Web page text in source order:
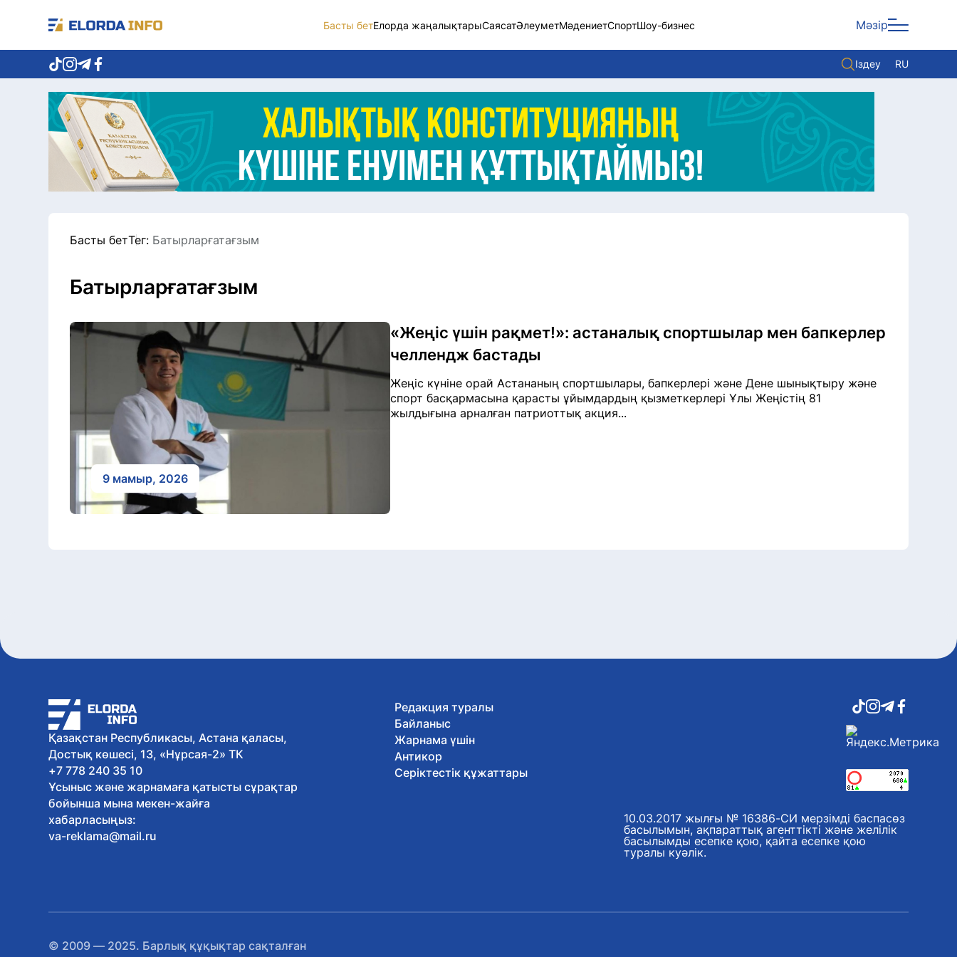
Басты бетЕлорда жаңалықтарыСаясатӘлеуметМәдениетСпортШоу-бизнес Мәзір
Іздеу RU
Елорда жаңалықтары
Көзқарас
Саясат
Видео
Әлеумет
Әлем
Басты бетТег: Батырларғатағзым
Батырларғатағзым
9 мамыр, 2026
«Жеңіс үшін рақмет!»: астаналық спортшылар мен бапкерлер
челлендж бастады
Жеңіс күніне орай Астананың спортшылары, бапкерлері және Дене шынықтыру және
спорт басқармасына қарасты ұйымдардың қызметкерлері Ұлы Жеңістің 81
жылдығына арналған патриоттық акция...
Қазақстан Республикасы, Астана қаласы,
Достық көшесі, 13, «Нұрсая-2» ТК
+7 778 240 35 10
Ұсыныс және жарнамаға қатысты сұрақтар
бойынша мына мекен-жайға
хабарласыңыз:
va-reklama@mail.ru
Редакция туралы
Байланыс
Жарнама үшін
Антикор
Серіктестік құжаттары
10.03.2017 жылғы № 16386-СИ мерзімді баспасөз
басылымын, ақпараттық агенттікті және желілік
басылымды есепке қою, қайта есепке қою
туралы куәлік.
© 2009 — 2025. Барлық құқықтар сақталған